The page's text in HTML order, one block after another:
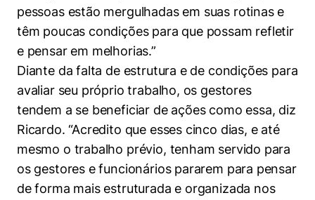
pessoas estão mergulhadas em suas rotinas e
têm poucas condições para que possam refletir
e pensar em melhorias.”
Diante da falta de estrutura e de condições para
avaliar seu próprio trabalho, os gestores
tendem a se beneficiar de ações como essa, diz
Ricardo. “Acredito que esses cinco dias, e até
mesmo o trabalho prévio, tenham servido para
os gestores e funcionários pararem para pensar
de forma mais estruturada e organizada nos